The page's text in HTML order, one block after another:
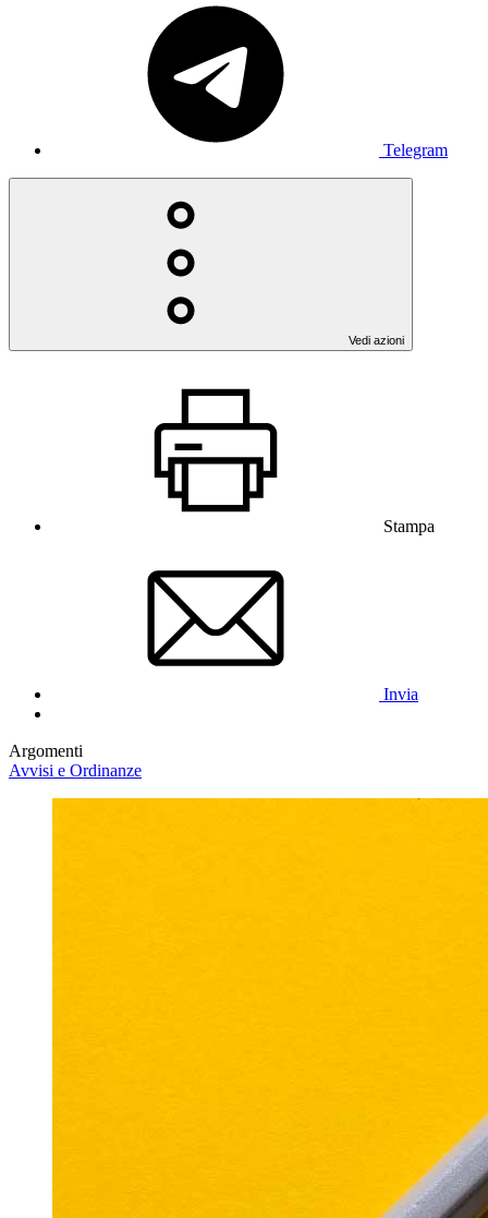
Telegram
Vedi azioni
Stampa
Invia
Argomenti
Avvisi e Ordinanze